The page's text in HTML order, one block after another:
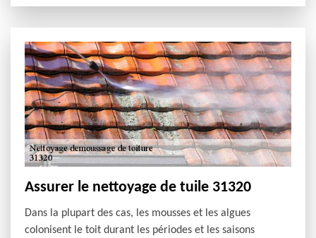
Assurer le nettoyage de tuile 31320
Dans la plupart des cas, les mousses et les algues
colonisent le toit durant les périodes et les saisons